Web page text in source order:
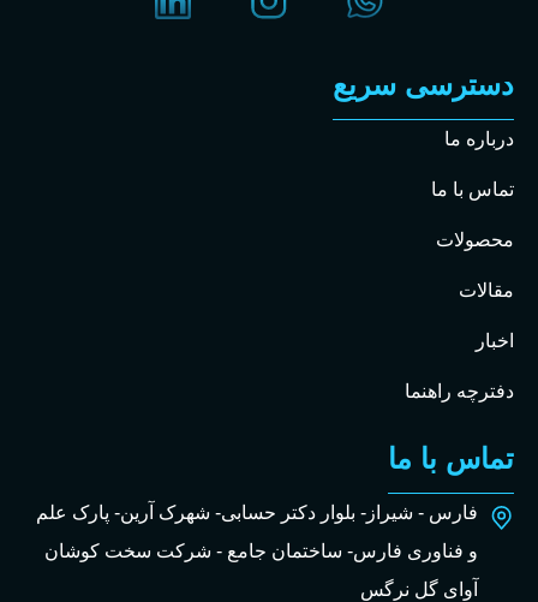
دسترسی سریع
درباره ما
تماس با ما
محصولات
مقالات
اخبار
دفترچه راهنما
تماس با ما
فارس - شیراز- بلوار دکتر حسابی- شهرک آرین- پارک علم
و فناوری فارس- ساختمان جامع - شرکت سخت کوشان
آوای گل نرگس